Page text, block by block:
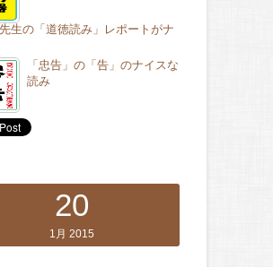
生の「道徳読み」レポートがナ
「忠告」の「告」のナイスな
読み
20
1月 2015